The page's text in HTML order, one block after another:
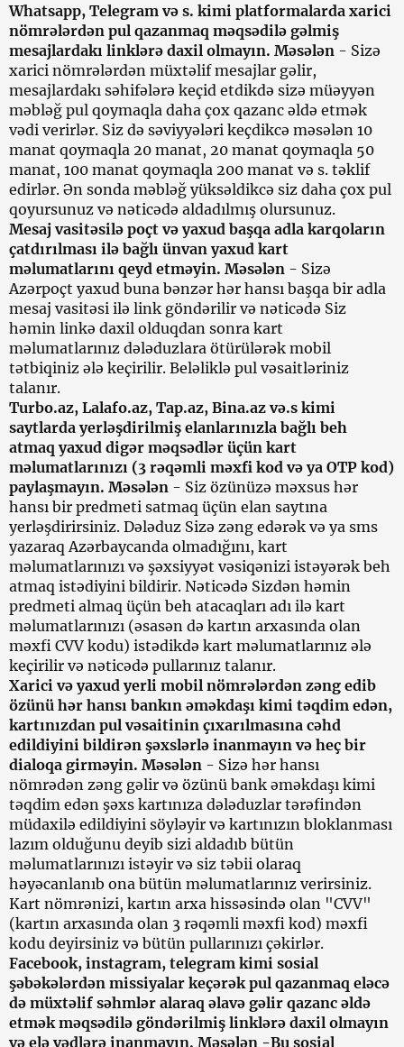
Whatsapp, Telegram və s. kimi platformalarda xarici
nömrələrdən pul qazanmaq məqsədilə gəlmiş
mesajlardakı linklərə daxil olmayın. Məsələn - Sizə
xarici nömrələrdən müxtəlif mesajlar gəlir,
mesajlardakı səhifələrə keçid etdikdə sizə müəyyən
məbləğ pul qoymaqla daha çox qazanc əldə etmək
vədi verirlər. Siz də səviyyələri keçdikcə məsələn 10
manat qoymaqla 20 manat, 20 manat qoymaqla 50
manat, 100 manat qoymaqla 200 manat və s. təklif
edirlər. Ən sonda məbləğ yüksəldikcə siz daha çox pul
qoyursunuz və nəticədə aldadılmış olursunuz.
Mesaj vasitəsilə poçt və yaxud başqa adla karqoların
çatdırılması ilə bağlı ünvan yaxud kart
məlumatlarını qeyd etməyin. Məsələn - Sizə
Azərpoçt yaxud buna bənzər hər hansı başqa bir adla
mesaj vasitəsi ilə link göndərilir və nəticədə Siz
həmin linkə daxil olduqdan sonra kart
məlumatlarınız dələduzlara ötürülərək mobil
tətbiqiniz ələ keçirilir. Beləliklə pul vəsaitləriniz
talanır.
Turbo.az, Lalafo.az, Tap.az, Bina.az və.s kimi
saytlarda yerləşdirilmiş elanlarınızla bağlı beh
atmaq yaxud digər məqsədlər üçün kart
məlumatlarınızı (3 rəqəmli məxfi kod və ya OTP kod)
paylaşmayın. Məsələn - Siz özünüzə məxsus hər
hansı bir predmeti satmaq üçün elan saytına
yerləşdirirsiniz. Dələduz Sizə zəng edərək və ya sms
yazaraq Azərbaycanda olmadığını, kart
məlumatlarınızı və şəxsiyyət vəsiqənizi istəyərək beh
atmaq istədiyini bildirir. Nəticədə Sizdən həmin
predmeti almaq üçün beh atacaqları adı ilə kart
məlumatlarınızı (əsasən də kartın arxasında olan
məxfi CVV kodu) istədikdə kart məlumatlarınız ələ
keçirilir və nəticədə pullarınız talanır.
Xarici və yaxud yerli mobil nömrələrdən zəng edib
özünü hər hansı bankın əməkdaşı kimi təqdim edən,
kartınızdan pul vəsaitinin çıxarılmasına cəhd
edildiyini bildirən şəxslərlə inanmayın və heç bir
dialoqa girməyin. Məsələn - Sizə hər hansı
nömrədən zəng gəlir və özünü bank əməkdaşı kimi
təqdim edən şəxs kartınıza dələduzlar tərəfindən
müdaxilə edildiyini söyləyir və kartınızın bloklanması
lazım olduğunu deyib sizi aldadıb bütün
məlumatlarınızı istəyir və siz təbii olaraq
həyəcanlanıb ona bütün məlumatlarınız verirsiniz.
Kart nömrənizi, kartın arxa hissəsində olan "CVV"
(kartın arxasında olan 3 rəqəmli məxfi kod) məxfi
kodu deyirsiniz və bütün pullarınızı çəkirlər.
Facebook, instagram, telegram kimi sosial
şəbəkələrdən missiyalar keçərək pul qazanmaq eləcə
də müxtəlif səhmlər alaraq əlavə gəlir qazanc əldə
etmək məqsədilə göndərilmiş linklərə daxil olmayın
və elə vədlərə inanmayın. Məsələn -Bu sosial